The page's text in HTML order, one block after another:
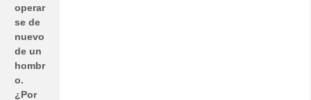
operar
se de
nuevo
de un
hombr
o.
¿Por